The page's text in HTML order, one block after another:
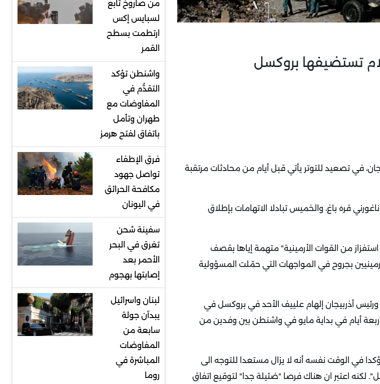
تستضيفها بروكسل
في تصعيد للتوتر يأتي قبل أيام من محادثات مرتقبة
قره باغ، والخميس تبادلا الاتهامات بإطلاق
استفزاز من القوات الأرمينية" متهمة إياها بقصف
بجروح في المواجهات التي حمّلت المسؤولية
ورئيس أذربيجان إلهام علييف الأحد في بروكسل في
أيام في بداية مايو في واشنطن بين وفدين من
في الوقت نفسه أنه لا يزال مستعدا للتوجه الى
لكنه اعتبر ان هناك فرصا "ضئيلة جدا" لتوقيع اتفاق
من صاروخ تابع
لسبايس إكس
ارتطمت بسطح
القمر
واشنطن تؤكد
التقدُّم في
المفاوضات مع
طهران وتأمل
باتفاق لفتح هرمز
فرق الإطفاء
تواصل جهود
مكافحة الحرائق
في اليونان
سفينة شحن
تغرق في البحر
الأحمر بعد
إصابتها بهجوم
لبنان واسرائيل
يبدآن جولة
سابعة من
المفاوضات
المباشرة في
روما